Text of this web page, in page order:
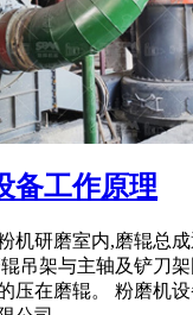
备工作原理
机研磨室内,磨辊总
吊架与主轴及铲刀
压在磨辊。 粉磨机